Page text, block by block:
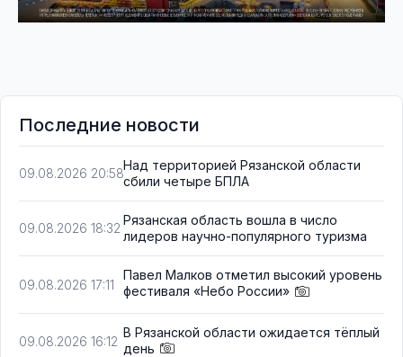
Последние новости
09.08.2026 20:58
Над территорией Рязанской области
сбили четыре БПЛА
09.08.2026 18:32
Рязанская область вошла в число
лидеров научно-популярного туризма
09.08.2026 17:11
Павел Малков отметил высокий уровень
фестиваля «Небо России»
09.08.2026 16:12
В Рязанской области ожидается тёплый
день